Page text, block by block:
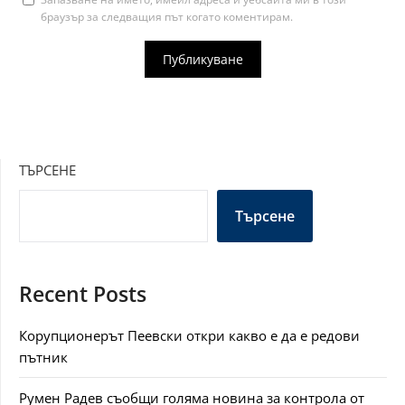
браузър за следващия път когато коментирам.
ТЪРСЕНЕ
Търсене
Recent Posts
Корупционерът Пеевски откри какво е да е редови
пътник
Румен Радев съобщи голяма новина за контрола от